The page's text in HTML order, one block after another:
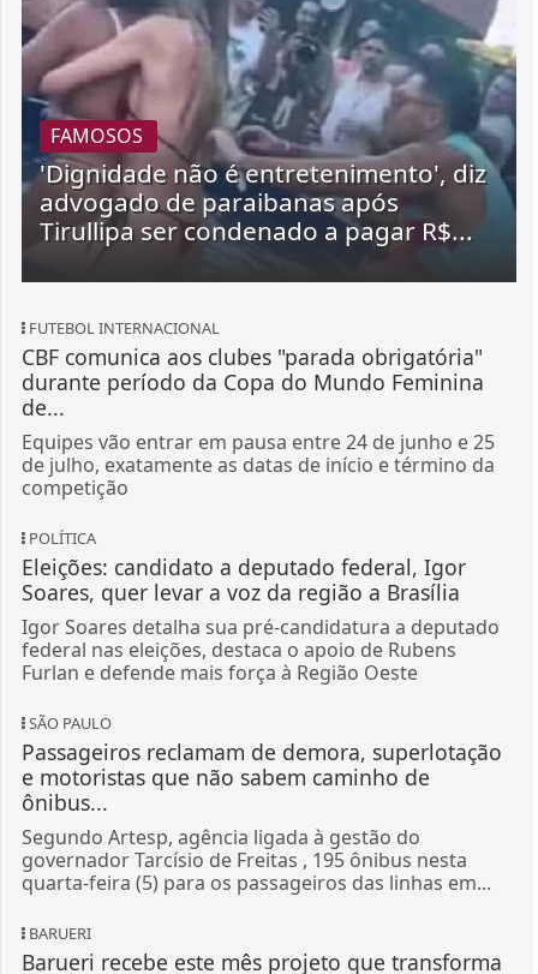
FAMOSOS
'Dignidade não é entretenimento', diz
advogado de paraibanas após
Tirullipa ser condenado a pagar R$...
FUTEBOL INTERNACIONAL
CBF comunica aos clubes "parada obrigatória"
durante período da Copa do Mundo Feminina
de...
Equipes vão entrar em pausa entre 24 de junho e 25
de julho, exatamente as datas de início e término da
competição
POLÍTICA
Eleições: candidato a deputado federal, Igor
Soares, quer levar a voz da região a Brasília
Igor Soares detalha sua pré-candidatura a deputado
federal nas eleições, destaca o apoio de Rubens
Furlan e defende mais força à Região Oeste
SÃO PAULO
Passageiros reclamam de demora, superlotação
e motoristas que não sabem caminho de
ônibus...
Segundo Artesp, agência ligada à gestão do
governador Tarcísio de Freitas , 195 ônibus nesta
quarta-feira (5) para os passageiros das linhas em...
BARUERI
Barueri recebe este mês projeto que transforma